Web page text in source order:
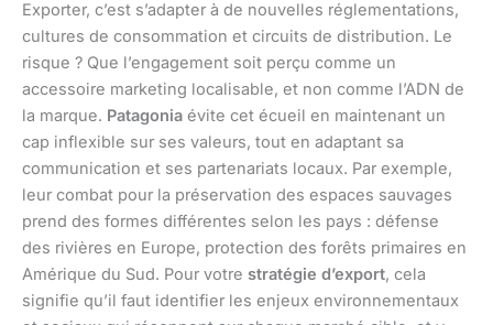
Exporter, c’est s’adapter à de nouvelles réglementations,
cultures de consommation et circuits de distribution. Le
risque ? Que l’engagement soit perçu comme un
accessoire marketing localisable, et non comme l’ADN de
la marque. Patagonia évite cet écueil en maintenant un
cap inflexible sur ses valeurs, tout en adaptant sa
communication et ses partenariats locaux. Par exemple,
leur combat pour la préservation des espaces sauvages
prend des formes différentes selon les pays : défense
des rivières en Europe, protection des forêts primaires en
Amérique du Sud. Pour votre stratégie d’export, cela
signifie qu’il faut identifier les enjeux environnementaux